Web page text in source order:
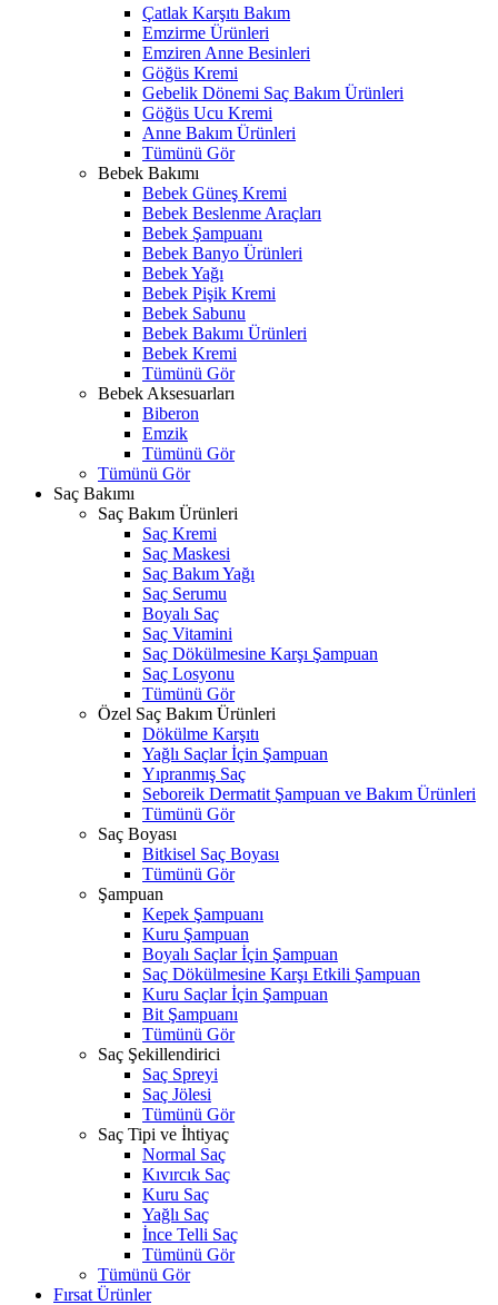
Çatlak Karşıtı Bakım
Emzirme Ürünleri
Emziren Anne Besinleri
Göğüs Kremi
Gebelik Dönemi Saç Bakım Ürünleri
Göğüs Ucu Kremi
Anne Bakım Ürünleri
Tümünü Gör
Bebek Bakımı
Bebek Güneş Kremi
Bebek Beslenme Araçları
Bebek Şampuanı
Bebek Banyo Ürünleri
Bebek Yağı
Bebek Pişik Kremi
Bebek Sabunu
Bebek Bakımı Ürünleri
Bebek Kremi
Tümünü Gör
Bebek Aksesuarları
Biberon
Emzik
Tümünü Gör
Tümünü Gör
Saç Bakımı
Saç Bakım Ürünleri
Saç Kremi
Saç Maskesi
Saç Bakım Yağı
Saç Serumu
Boyalı Saç
Saç Vitamini
Saç Dökülmesine Karşı Şampuan
Saç Losyonu
Tümünü Gör
Özel Saç Bakım Ürünleri
Dökülme Karşıtı
Yağlı Saçlar İçin Şampuan
Yıpranmış Saç
Seboreik Dermatit Şampuan ve Bakım Ürünleri
Tümünü Gör
Saç Boyası
Bitkisel Saç Boyası
Tümünü Gör
Şampuan
Kepek Şampuanı
Kuru Şampuan
Boyalı Saçlar İçin Şampuan
Saç Dökülmesine Karşı Etkili Şampuan
Kuru Saçlar İçin Şampuan
Bit Şampuanı
Tümünü Gör
Saç Şekillendirici
Saç Spreyi
Saç Jölesi
Tümünü Gör
Saç Tipi ve İhtiyaç
Normal Saç
Kıvırcık Saç
Kuru Saç
Yağlı Saç
İnce Telli Saç
Tümünü Gör
Tümünü Gör
Fırsat Ürünler